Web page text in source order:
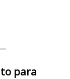
para